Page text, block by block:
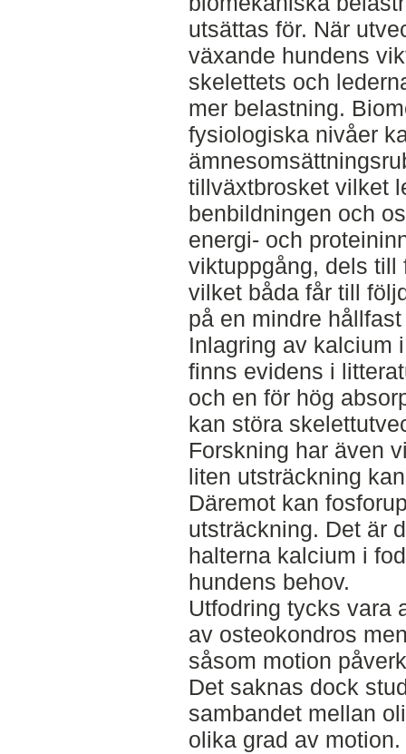
utsättas för. När
växande hundens
skelettets och
mer belastning.
fysiologiska nivåer
tillväxtbrosket vilket
benbildningen och
energi- och
viktuppgång, dels till
vilket båda får till
på en mindre
Inlagring av kalcium
finns evidens i
och en för hög
kan störa
Forskning har även
liten utsträckning
Däremot kan
utsträckning. Det är
halterna kalcium i
hundens behov.
Utfodring tycks vara
av osteokondros
såsom motion
Det saknas dock
sambandet mellan
olika grad av motion.